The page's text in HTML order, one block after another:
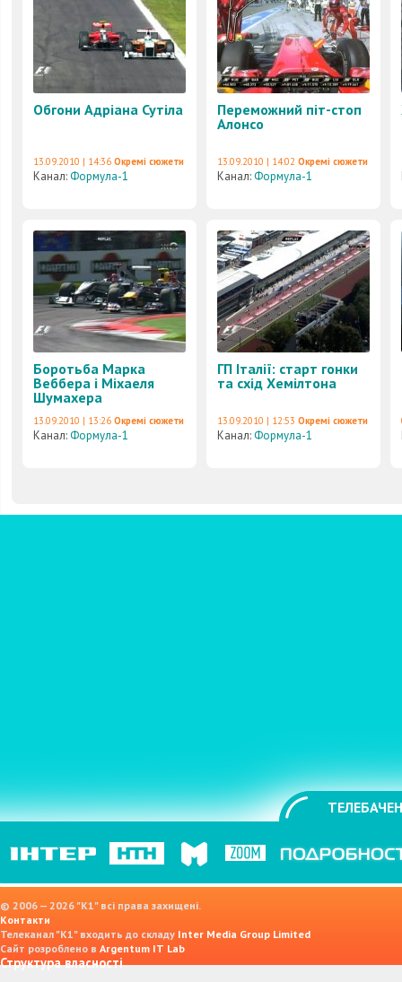
Обгони Адріана Сутіла
13.09.2010 | 14:36 Окремі сюжети
Канал:Формула-1
Переможний піт-стоп
Алонсо
13.09.2010 | 14:02 Окремі сюжети
Канал:Формула-1
Боротьба Марка
Веббера і Міхаеля
Шумахера
13.09.2010 | 13:26 Окремі сюжети
Канал:Формула-1
ГП Італії: старт гонки
та схід Хемілтона
13.09.2010 | 12:53 Окремі сюжети
Канал:Формула-1
© 2006 — 2026 "K1" всі права захищені.
Контакти
Телеканал "К1" входить до складу Inter Media Group Limited
Сайт розроблено в Argentum IT Lab
Структура власності